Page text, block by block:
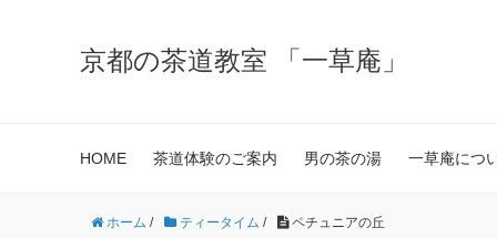
京都の茶道教室 「一草庵」
HOME 茶道体験のご案内 男の茶の湯 一草庵につ
ホーム / ティータイム / ペチュニアの丘